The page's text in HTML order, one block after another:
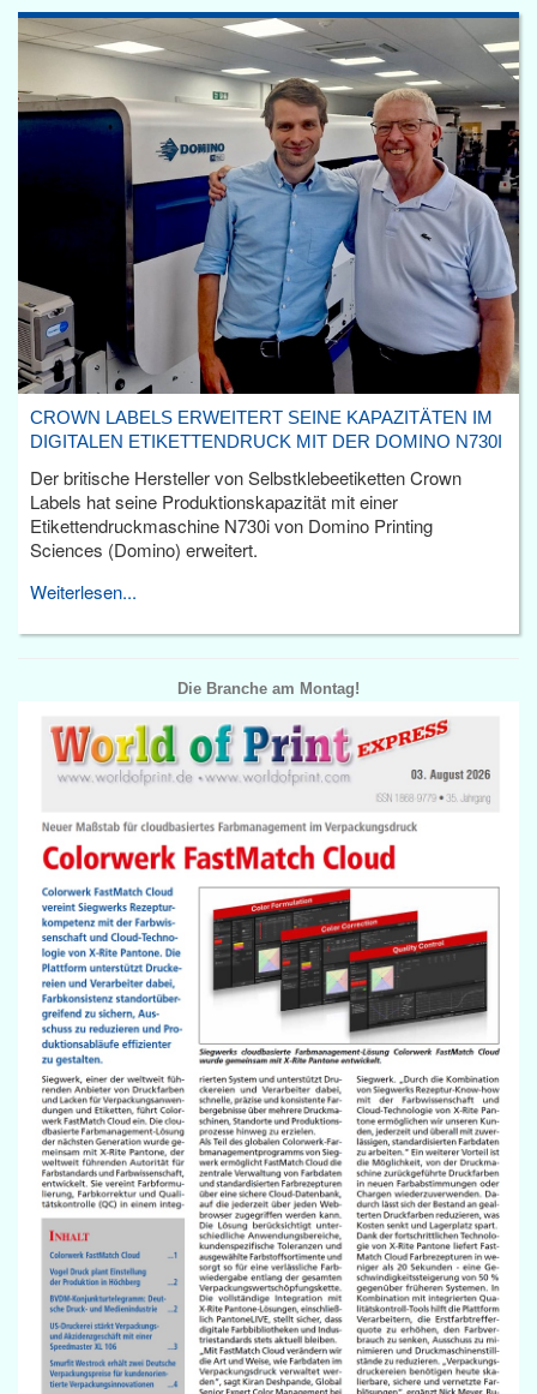
CROWN LABELS ERWEITERT SEINE KAPAZITÄTEN IM
DIGITALEN ETIKETTENDRUCK MIT DER DOMINO N730I
Der britische Hersteller von Selbstklebeetiketten Crown
Labels hat seine Produktionskapazität mit einer
Etikettendruckmaschine N730i von Domino Printing
Sciences (Domino) erweitert.
Weiterlesen...
Die Branche am Montag!